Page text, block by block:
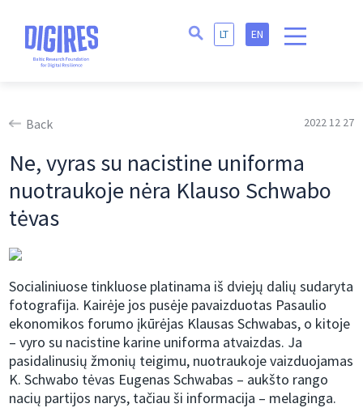
LT EN
Back 2022 12 27
Ne, vyras su nacistine uniforma
nuotraukoje nėra Klauso Schwabo
tėvas
Socialiniuose tinkluose platinama iš dviejų dalių sudaryta
fotografija. Kairėje jos pusėje pavaizduotas Pasaulio
ekonomikos forumo įkūrėjas Klausas Schwabas, o kitoje
– vyro su nacistine karine uniforma atvaizdas. Ja
pasidalinusių žmonių teigimu, nuotraukoje vaizduojamas
K. Schwabo tėvas Eugenas Schwabas – aukšto rango
nacių partijos narys, tačiau ši informacija – melaginga.